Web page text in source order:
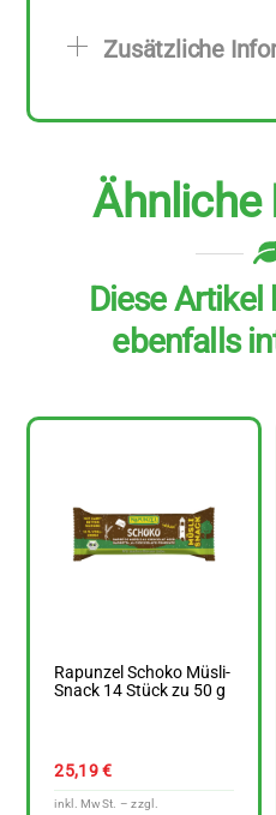
MengeZusätzliche
Ähnliche
Diese
ebenfalls
Rapunzel Schoko Müsli-
Snack 14 Stück zu 50 g
25,19€